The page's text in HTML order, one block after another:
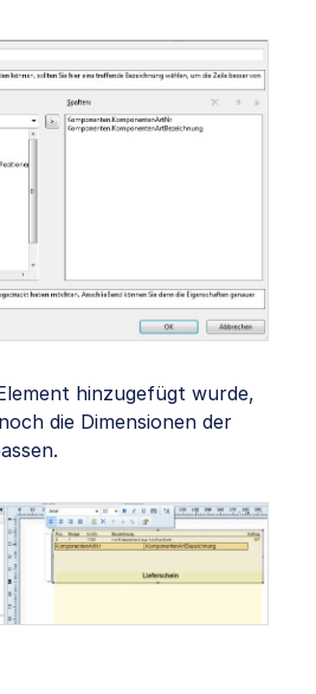
hinzugefügt wurde,
die Dimensionen der